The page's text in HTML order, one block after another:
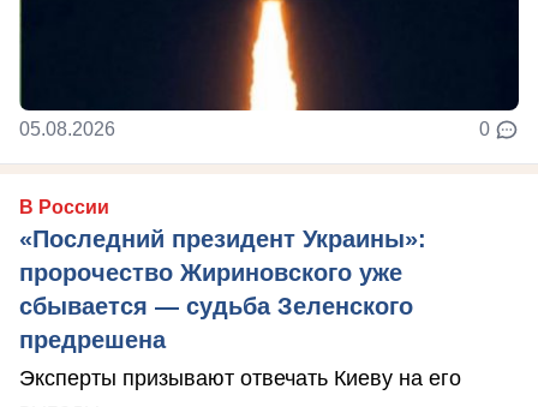
05.08.2026 0
В России
«Последний президент Украины»:
пророчество Жириновского уже
сбывается — судьба Зеленского
предрешена
Эксперты призывают отвечать Киеву на его